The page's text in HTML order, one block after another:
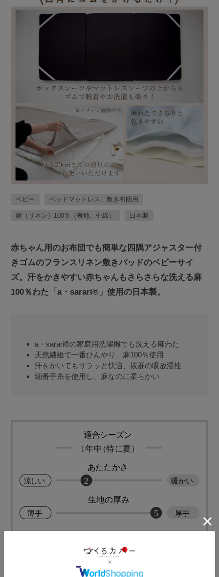
ベビー ベッドマットレス、敷き布団用
麻（リネン）100％（表地、中綿） 日本製
赤ちゃん用のお布団でも簡単な四隅アジャスター付
きゴムのフランスリネン敷きパッドのベビーサイ
ズ。汗をかきやすい赤ちゃんもさらさらな洗える麻
100％わた「a・sarari®」使用の日本製。
a・sarari®の家庭用洗濯機でも洗える麻わた
天然繊維で一番ひんやり、麻100％使用
汗をかいてもサラッと快適、抜群の吸放湿性
細番手糸を使用し、麻なのに柔らかい